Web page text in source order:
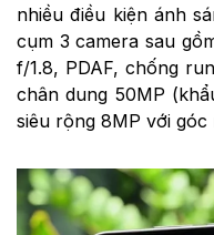
nhiều điều kiện ánh
cụm 3 camera sau
f/1.8, PDAF, chống
chân dung 50MP
siêu rộng 8MP với góc